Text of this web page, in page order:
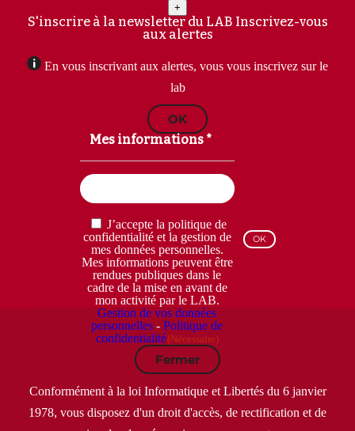
+
S'inscrire à la newsletter du LAB Inscrivez-vous
aux alertes
En vous inscrivant aux alertes, vous vous inscrivez sur le
lab
OK
Mes informations *
RGPD
(Nécessaire)
J’accepte la politique de
confidentialité et la gestion de
mes données personnelles.
Mes informations peuvent être
rendues publiques dans le
cadre de la mise en avant de
mon activité par le LAB.
Gestion de vos données
personnelles -Politique de
confidentialité(Nécessaire)
Fermer
Conformément à la loi Informatique et Libertés du 6 janvier
1978, vous disposez d'un droit d'accès, de rectification et de